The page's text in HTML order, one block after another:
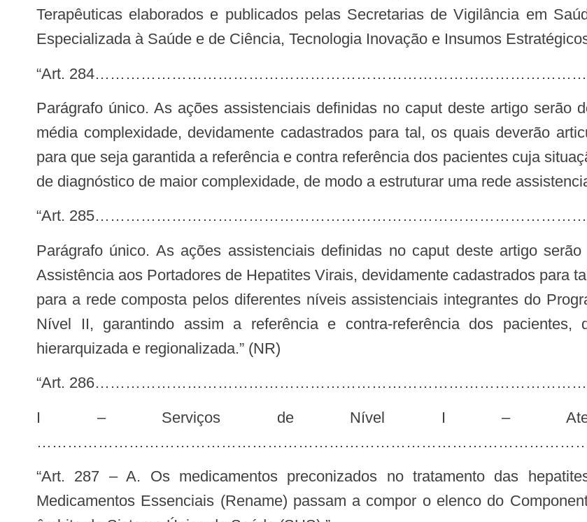
Terapêuticas elaborados e publicados pelas Secretarias de Vigilância em
Especializada à Saúde e de Ciência, Tecnologia Inovação e Insumos
“Art.
Parágrafo único. As ações assistenciais definidas no caput deste artigo serão desenvolvidas por hospitais ou ambulatórios de
média complexidade, devidamente cadastrados para tal, os quais deverão
para que seja garantida a referência e contra referência dos pacientes cuja
de diagnóstico de maior complexidade, de modo a estruturar uma rede
“Art.
Parágrafo único. As ações assistenciais definidas no caput deste artigo serão desenvolvidas por Centros de Referência em
Assistência aos Portadores de Hepatites Virais, devidamente cadastrados para
para a rede composta pelos diferentes níveis assistenciais integrantes do
Nível II, garantindo assim a referência e contra-referência dos
hierarquizada e regionalizada.” (NR)
“Art.
I – Serviços de Nível I – Atenção Primária à Saúde;
“Art. 287 – A. Os medicamentos preconizados no tratamento das hepatites virais constantes na Relação Nacional de
Medicamentos Essenciais (Rename) passam a compor o elenco do